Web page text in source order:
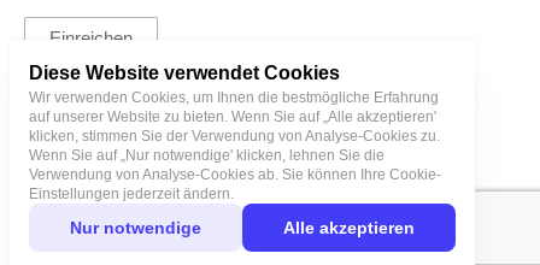
T. + 3725128000 | bl@birgitlinnamae.com
Datenschutz
Diese Website verwendet Cookies
Wir verwenden Cookies, um Ihnen die bestmögliche Erfahrung
auf unserer Website zu bieten. Wenn Sie auf „Alle akzeptieren'
klicken, stimmen Sie der Verwendung von Analyse-Cookies zu.
Wenn Sie auf „Nur notwendige' klicken, lehnen Sie die
Verwendung von Analyse-Cookies ab. Sie können Ihre Cookie-
Einstellungen jederzeit ändern.
Nur notwendige Alle akzeptieren